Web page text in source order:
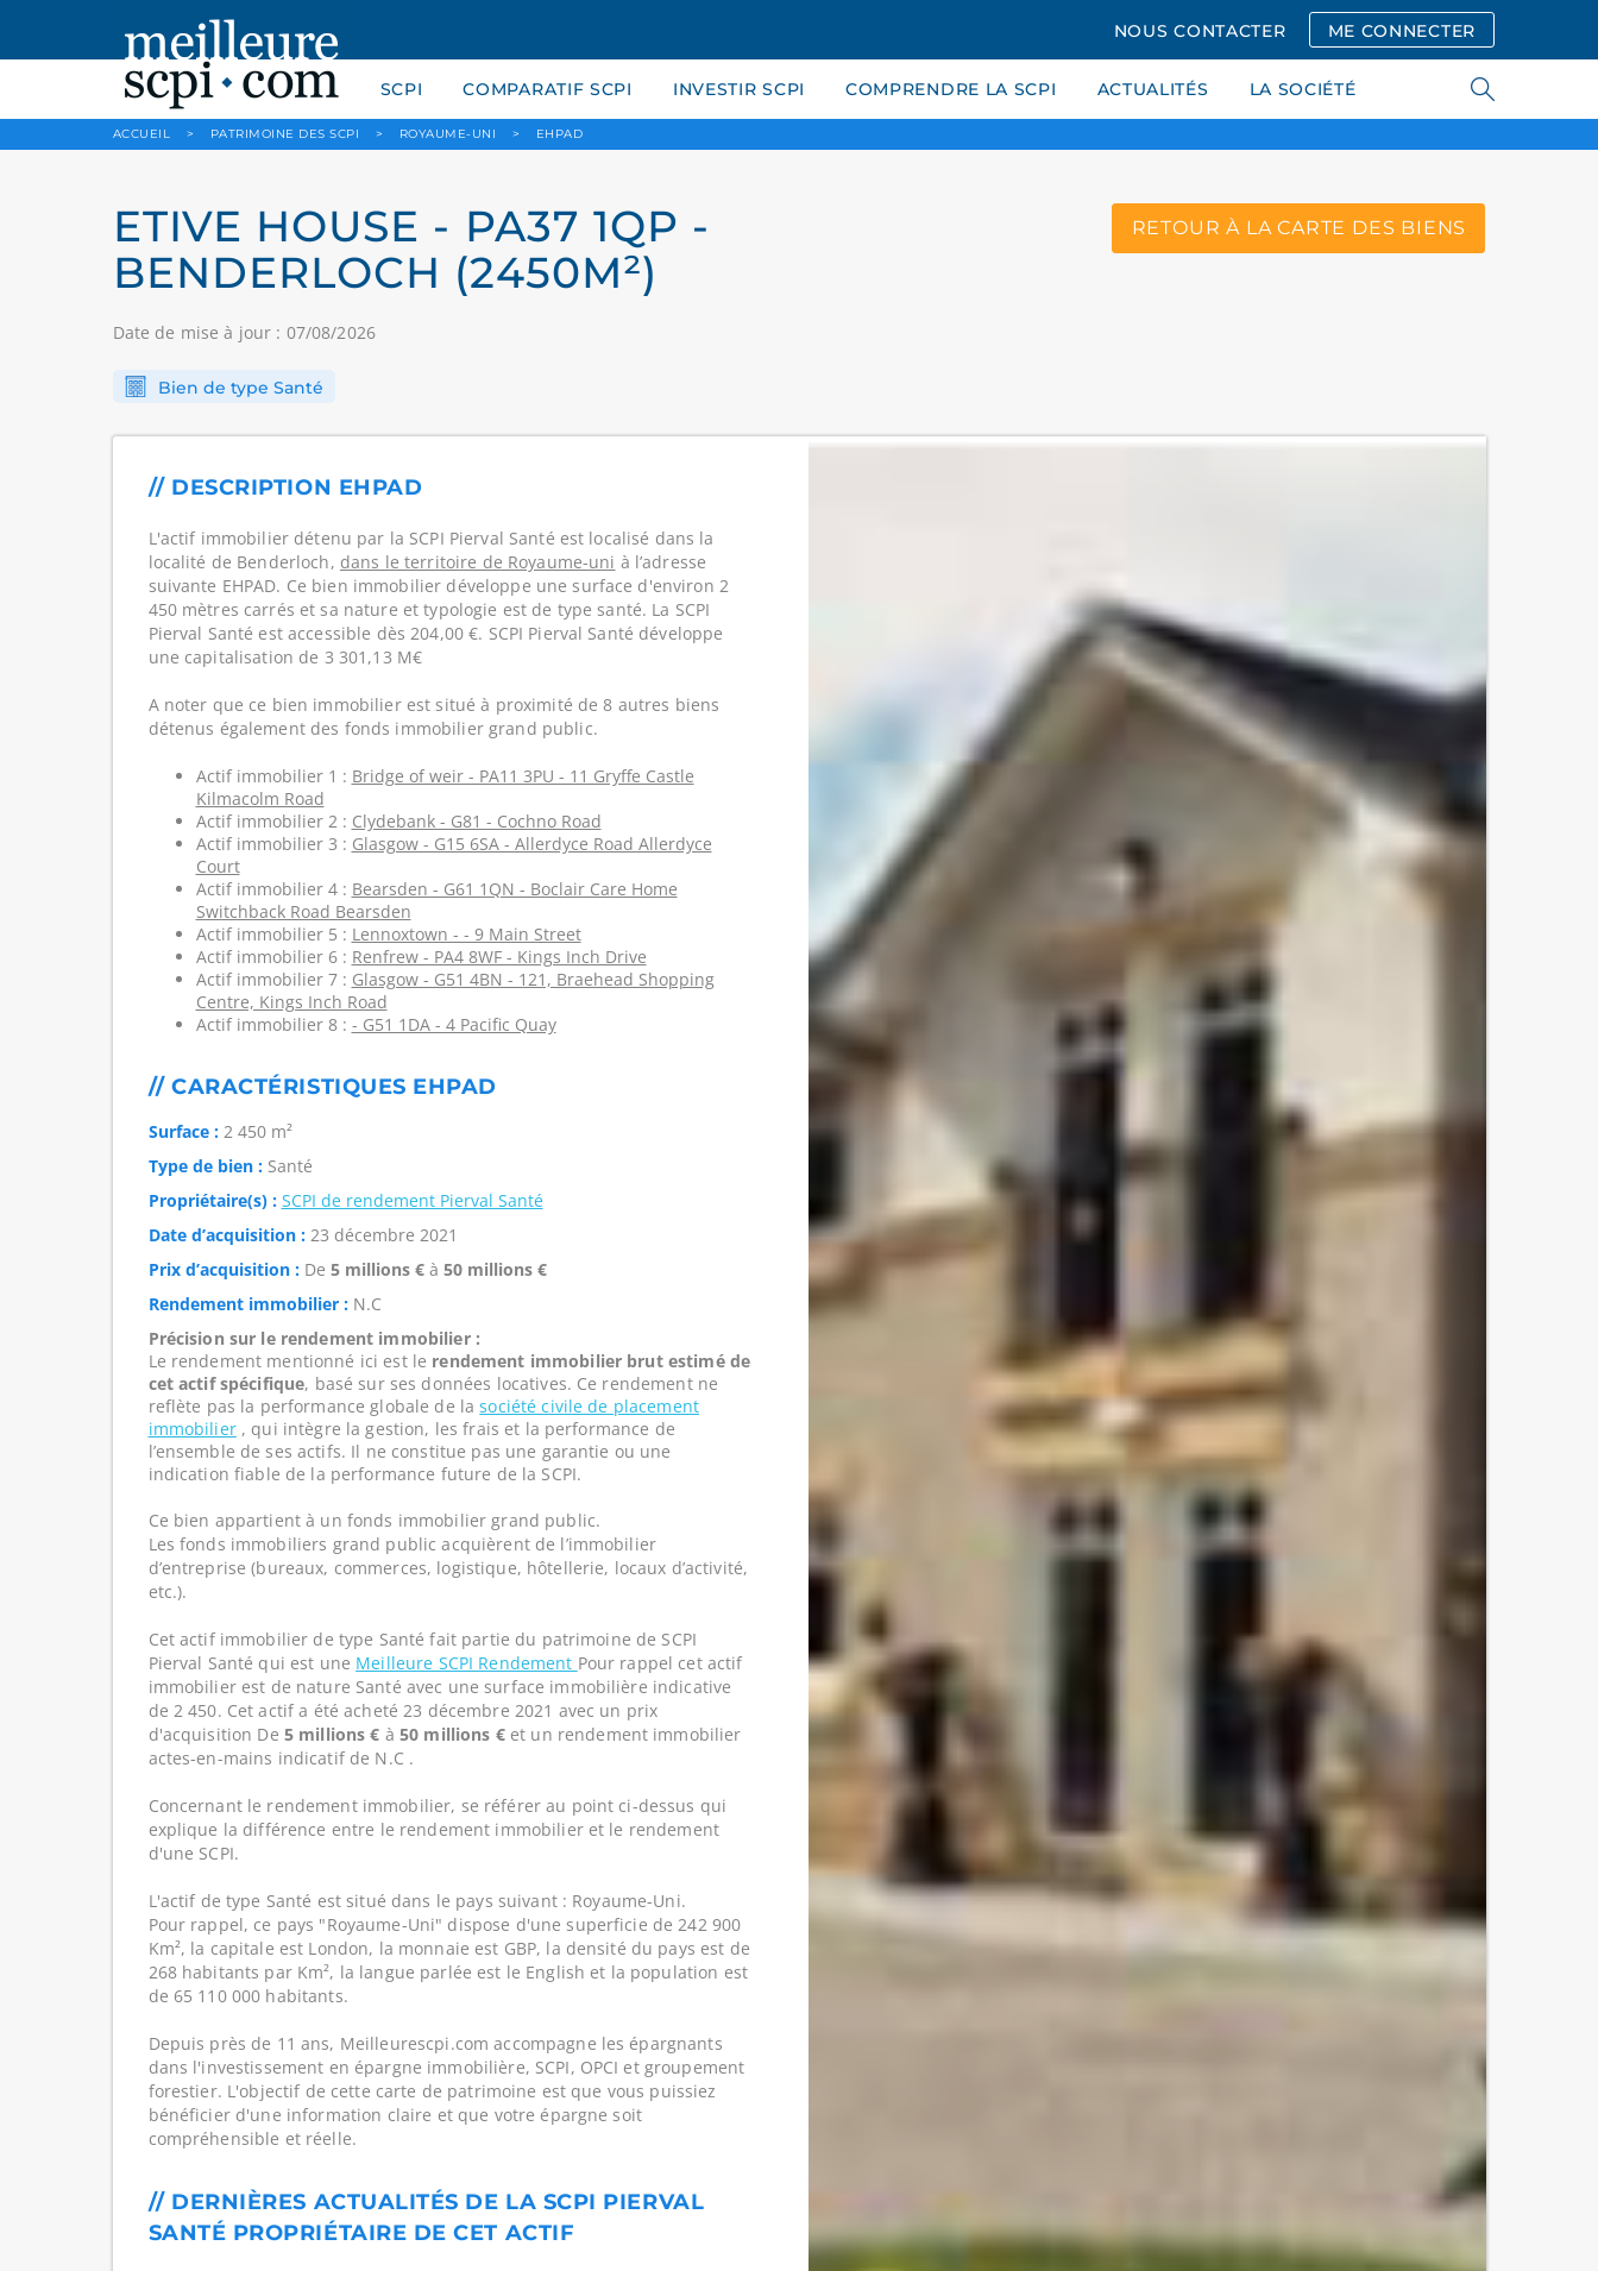
NOUS CONTACTER ME CONNECTER
SCPI COMPARATIF SCPI INVESTIR SCPI COMPRENDRE LA SCPI ACTUALITÉS LA SOCIÉTÉ
ACCUEIL > PATRIMOINE DES SCPI > ROYAUME-UNI > EHPAD
ETIVE HOUSE - PA37 1QP -
BENDERLOCH (2450M²)
Date de mise à jour : 07/08/2026
RETOUR À LA CARTE DES BIENS
Bien de type Santé
// DESCRIPTION EHPAD
L'actif immobilier détenu par la SCPI Pierval Santé est localisé dans la
localité de Benderloch, dans le territoire de Royaume-uni à l’adresse
suivante EHPAD. Ce bien immobilier développe une surface d'environ 2
450 mètres carrés et sa nature et typologie est de type santé. La SCPI
Pierval Santé est accessible dès 204,00 €. SCPI Pierval Santé développe
une capitalisation de 3 301,13 M€
A noter que ce bien immobilier est situé à proximité de 8 autres biens
détenus également des fonds immobilier grand public.
Actif immobilier 1 : Bridge of weir - PA11 3PU - 11 Gryffe Castle
Kilmacolm Road
Actif immobilier 2 : Clydebank - G81 - Cochno Road
Actif immobilier 3 : Glasgow - G15 6SA - Allerdyce Road Allerdyce
Court
Actif immobilier 4 : Bearsden - G61 1QN - Boclair Care Home
Switchback Road Bearsden
Actif immobilier 5 : Lennoxtown - - 9 Main Street
Actif immobilier 6 : Renfrew - PA4 8WF - Kings Inch Drive
Actif immobilier 7 : Glasgow - G51 4BN - 121, Braehead Shopping
Centre, Kings Inch Road
Actif immobilier 8 : - G51 1DA - 4 Pacific Quay
// CARACTÉRISTIQUES EHPAD
Surface :2 450 m²
Type de bien :Santé
Propriétaire(s) : SCPI de rendement Pierval Santé
Date d’acquisition :23 décembre 2021
Prix d’acquisition :De 5 millions €à 50 millions €
Rendement immobilier :N.C
Précision sur le rendement immobilier :
Le rendement mentionné ici est le rendement immobilier brut estimé de
cet actif spécifique, basé sur ses données locatives. Ce rendement ne
reflète pas la performance globale de lasociété civile de placement
immobilier, qui intègre la gestion, les frais et la performance de
l’ensemble de ses actifs. Il ne constitue pas une garantie ou une
indication fiable de la performance future de la SCPI.
Ce bien appartient à un fonds immobilier grand public.
Les fonds immobiliers grand public acquièrent de l’immobilier
d’entreprise (bureaux, commerces, logistique, hôtellerie, locaux d’activité,
etc.).
Cet actif immobilier de type Santé fait partie du patrimoine de SCPI
Pierval Santé qui est une Meilleure SCPI Rendement Pour rappel cet actif
immobilier est de nature Santé avec une surface immobilière indicative
de 2 450. Cet actif a été acheté 23 décembre 2021 avec un prix
d'acquisition De 5 millions € à 50 millions €et un rendement immobilier
actes-en-mains indicatif de N.C .
Concernant le rendement immobilier, se référer au point ci-dessus qui
explique la différence entre le rendement immobilier et le rendement
d'une SCPI.
L'actif de type Santé est situé dans le pays suivant : Royaume-Uni.
Pour rappel, ce pays "Royaume-Uni" dispose d'une superficie de 242 900
Km², la capitale est London, la monnaie est GBP, la densité du pays est de
268 habitants par Km², la langue parlée est le English et la population est
de 65 110 000 habitants.
Depuis près de 11 ans, Meilleurescpi.com accompagne les épargnants
dans l'investissement en épargne immobilière, SCPI, OPCI et groupement
forestier. L'objectif de cette carte de patrimoine est que vous puissiez
bénéficier d'une information claire et que votre épargne soit
compréhensible et réelle.
// DERNIÈRES ACTUALITÉS DE LA SCPI PIERVAL
SANTÉ PROPRIÉTAIRE DE CET ACTIF